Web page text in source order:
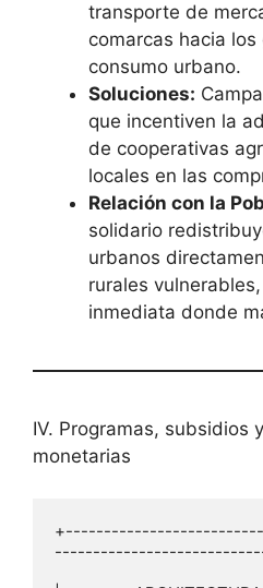
transporte de
comarcas hacia
consumo urbano.
Soluciones:
que incentiven la
de cooperativas
locales en las
Relación con la
solidario
urbanos
rurales
inmediata donde
IV. Programas, subsidios
monetarias